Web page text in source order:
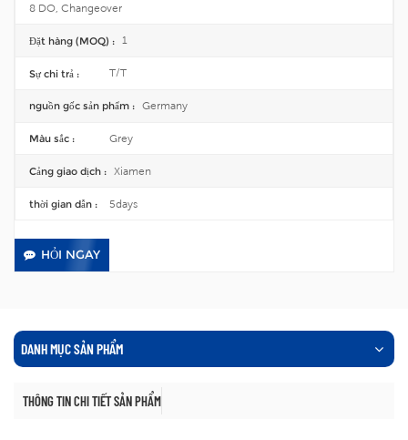
8 DO, Changeover
Đặt hàng (MOQ) : 1
Sự chi trả : T/T
nguồn gốc sản phẩm : Germany
Màu sắc : Grey
Cảng giao dịch : Xiamen
thời gian dẫn : 5days
HỎI NGAY
DANH MỤC SẢN PHẨM
THÔNG TIN CHI TIẾT SẢN PHẨM